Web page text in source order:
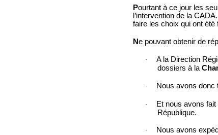
Pourtant à ce jour les
l’intervention de la
faire les choix qui ont été
Ne pouvant obtenir de
·
A la Direction
dossiers à la
· Nous avons donc
·
Et nous avons fait
République.
· Nous avons